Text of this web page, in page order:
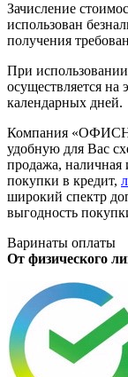
Зачисление
использован
получения
При
осуществляется на
календарных дней.
Компания
удобную для Вас
продажа, наличная
покупки в кредит,
широкий спектр
выгодность
Варинаты оплаты
От физического